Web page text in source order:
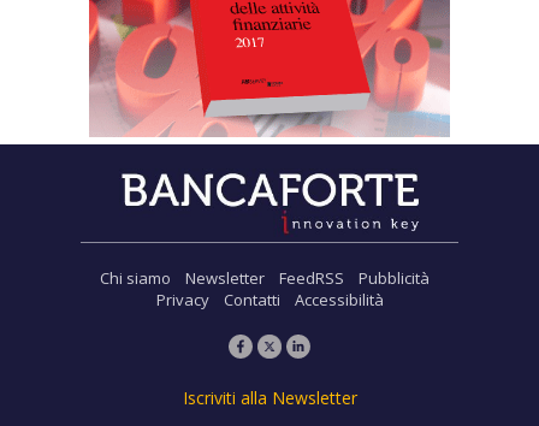
Chi siamo Newsletter FeedRSS
Pubblicità
Privacy
Contatti Accessibilità
Iscriviti alla Newsletter